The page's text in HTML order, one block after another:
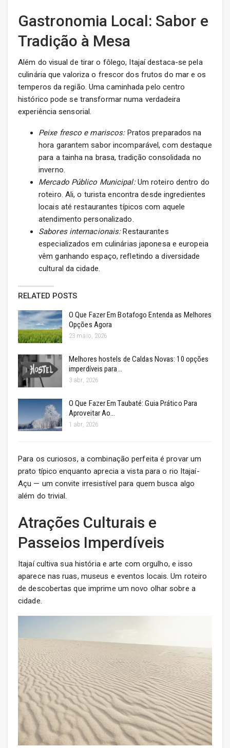
Gastronomia Local: Sabor e
Tradição à Mesa
Além do visual de tirar o fôlego, Itajaí destaca-se pela
culinária que valoriza o frescor dos frutos do mar e os
temperos da região. Uma caminhada pelo centro
histórico pode se transformar numa verdadeira
experiência sensorial.
Peixe fresco e mariscos:Pratos preparados na
hora garantem sabor incomparável, com destaque
para a tainha na brasa, tradição consolidada no
inverno.
Mercado Público Municipal:Um roteiro dentro do
roteiro. Ali, o turista encontra desde ingredientes
locais até restaurantes típicos com aquele
atendimento personalizado.
Sabores internacionais:Restaurantes
especializados em culinárias japonesa e europeia
vêm ganhando espaço, refletindo a diversidade
cultural da cidade.
RELATED POSTS
O Que Fazer Em Botafogo Entenda as Melhores
Opções Agora
23 maio, 2026
Melhores hostels de Caldas Novas: 10 opções
imperdíveis para…
3 abr, 2026
O Que Fazer Em Taubaté: Guia Prático Para
Aproveitar Ao…
1 abr, 2026
Para os curiosos, a combinação perfeita é provar um
prato típico enquanto aprecia a vista para o rio Itajaí-
Açu — um convite irresistível para quem busca algo
além do trivial.
Atrações Culturais e
Passeios Imperdíveis
Itajaí cultiva sua história e arte com orgulho, e isso
aparece nas ruas, museus e eventos locais. Um roteiro
de descobertas que imprime um novo olhar sobre a
cidade.